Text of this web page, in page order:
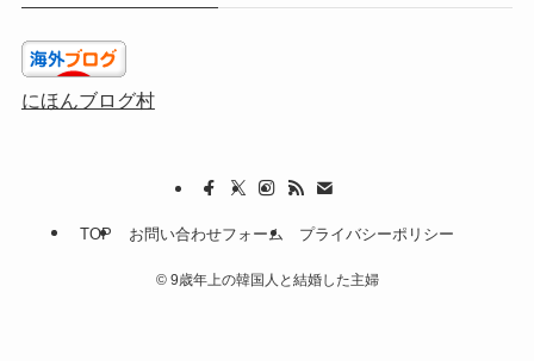
にほんブログ村
TOP お問い合わせフォーム プライバシーポリシー
©9歳年上の韓国人と結婚した主婦